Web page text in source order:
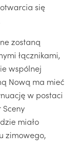
się
zostaną
łącznikami,
wspólnej
Nową ma mieć
w postaci
miało
zimowego,